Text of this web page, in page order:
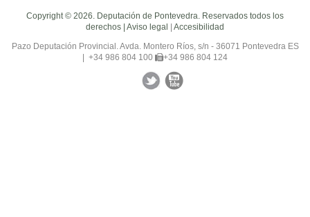
Copyright © 2026. Deputación de Pontevedra. Reservados todos los
derechos | Aviso legal | Accesibilidad
Pazo Deputación Provincial. Avda. Montero Ríos, s/n - 36071 Pontevedra ES
| +34 986 804 100
+34 986 804 124
Facebook TwitterYouTube